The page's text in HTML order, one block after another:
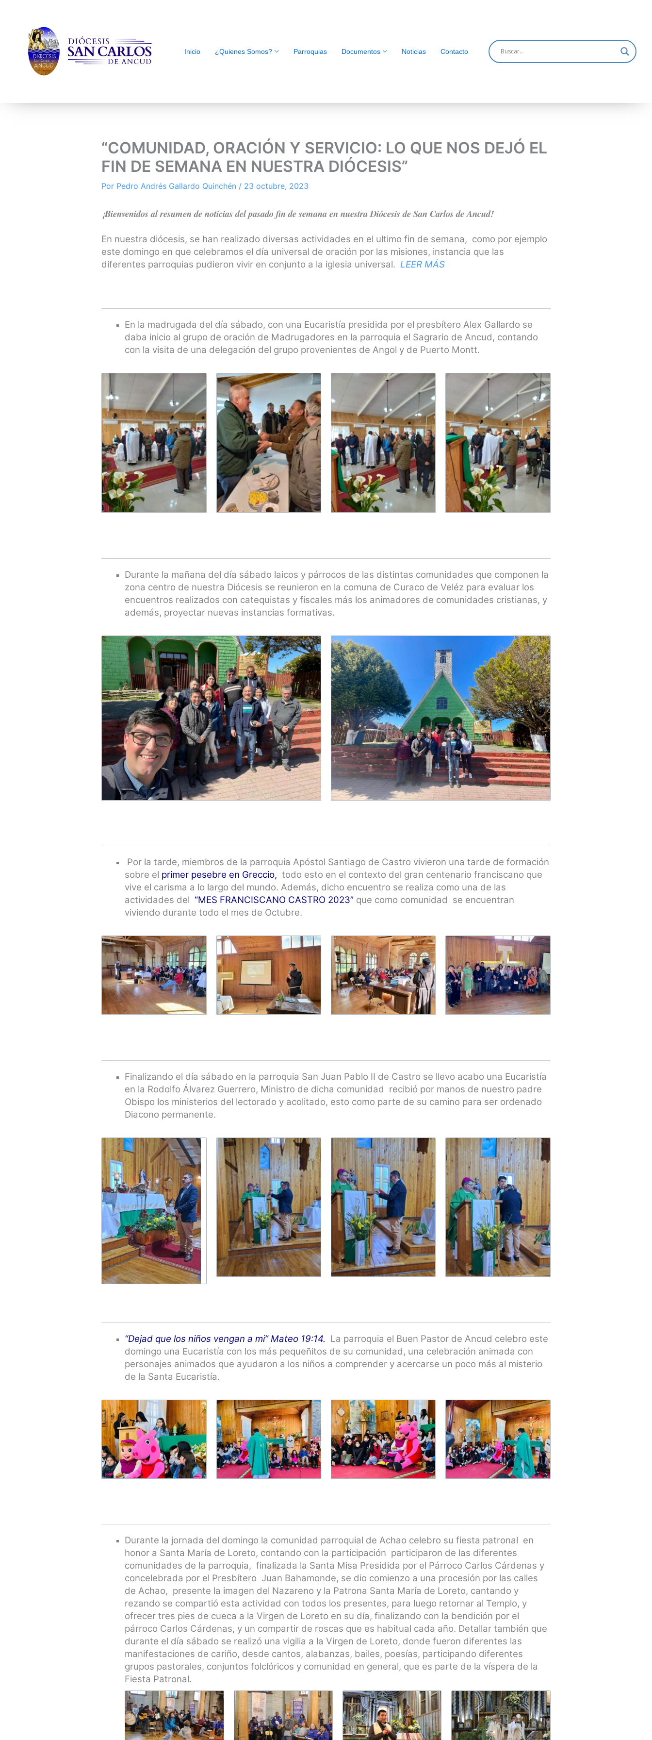
Inicio ¿Quienes Somos? Parroquias Documentos Noticias Contacto
“COMUNIDAD, ORACIÓN Y SERVICIO: LO QUE NOS DEJÓ EL
FIN DE SEMANA EN NUESTRA DIÓCESIS”
Por Pedro Andrés Gallardo Quinchén / 23 octubre, 2023
¡Bienvenidos al resumen de noticias del pasado fin de semana en nuestra Diócesis de San Carlos de Ancud!
En nuestra diócesis, se han realizado diversas actividades en el ultimo fin de semana, como por ejemplo
este domingo en que celebramos el día universal de oración por las misiones, instancia que las
diferentes parroquias pudieron vivir en conjunto a la iglesia universal. LEER MÁS
En la madrugada del día sábado, con una Eucaristía presidida por el presbítero Alex Gallardo se
daba inicio al grupo de oración de Madrugadores en la parroquia el Sagrario de Ancud, contando
con la visita de una delegación del grupo provenientes de Angol y de Puerto Montt.
Durante la mañana del día sábado laicos y párrocos de las distintas comunidades que componen la
zona centro de nuestra Diócesis se reunieron en la comuna de Curaco de Veléz para evaluar los
encuentros realizados con catequistas y fiscales más los animadores de comunidades cristianas, y
además, proyectar nuevas instancias formativas.
Por la tarde, miembros de la parroquia Apóstol Santiago de Castro vivieron una tarde de formación
sobre el primer pesebre en Greccio, todo esto en el contexto del gran centenario franciscano que
vive el carisma a lo largo del mundo. Además, dicho encuentro se realiza como una de las
actividades del “MES FRANCISCANO CASTRO 2023” que como comunidad se encuentran
viviendo durante todo el mes de Octubre.
Finalizando el día sábado en la parroquia San Juan Pablo II de Castro se llevo acabo una Eucaristía
en la Rodolfo Álvarez Guerrero, Ministro de dicha comunidad recibió por manos de nuestro padre
Obispo los ministerios del lectorado y acolitado, esto como parte de su camino para ser ordenado
Diacono permanente.
“Dejad que los niños vengan a mi” Mateo 19:14. La parroquia el Buen Pastor de Ancud celebro este
domingo una Eucaristía con los más pequeñitos de su comunidad, una celebración animada con
personajes animados que ayudaron a los niños a comprender y acercarse un poco más al misterio
de la Santa Eucaristía.
Durante la jornada del domingo la comunidad parroquial de Achao celebro su fiesta patronal en
honor a Santa María de Loreto, contando con la participación participaron de las diferentes
comunidades de la parroquia, finalizada la Santa Misa Presidida por el Párroco Carlos Cárdenas y
concelebrada por el Presbítero Juan Bahamonde, se dio comienzo a una procesión por las calles
de Achao, presente la imagen del Nazareno y la Patrona Santa María de Loreto, cantando y
rezando se compartió esta actividad con todos los presentes, para luego retornar al Templo, y
ofrecer tres pies de cueca a la Virgen de Loreto en su día, finalizando con la bendición por el
párroco Carlos Cárdenas, y un compartir de roscas que es habitual cada año. Detallar también que
durante el día sábado se realizó una vigilia a la Virgen de Loreto, donde fueron diferentes las
manifestaciones de cariño, desde cantos, alabanzas, bailes, poesías, participando diferentes
grupos pastorales, conjuntos folclóricos y comunidad en general, que es parte de la víspera de la
Fiesta Patronal.